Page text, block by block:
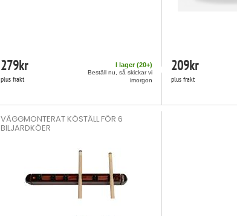
279kr
plus frakt
I lager (20+)
Beställ nu, så skickar vi
imorgon
209kr
plus frakt
VÄGGMONTERAT KÖSTÄLL FÖR 6
BILJARDKÖER